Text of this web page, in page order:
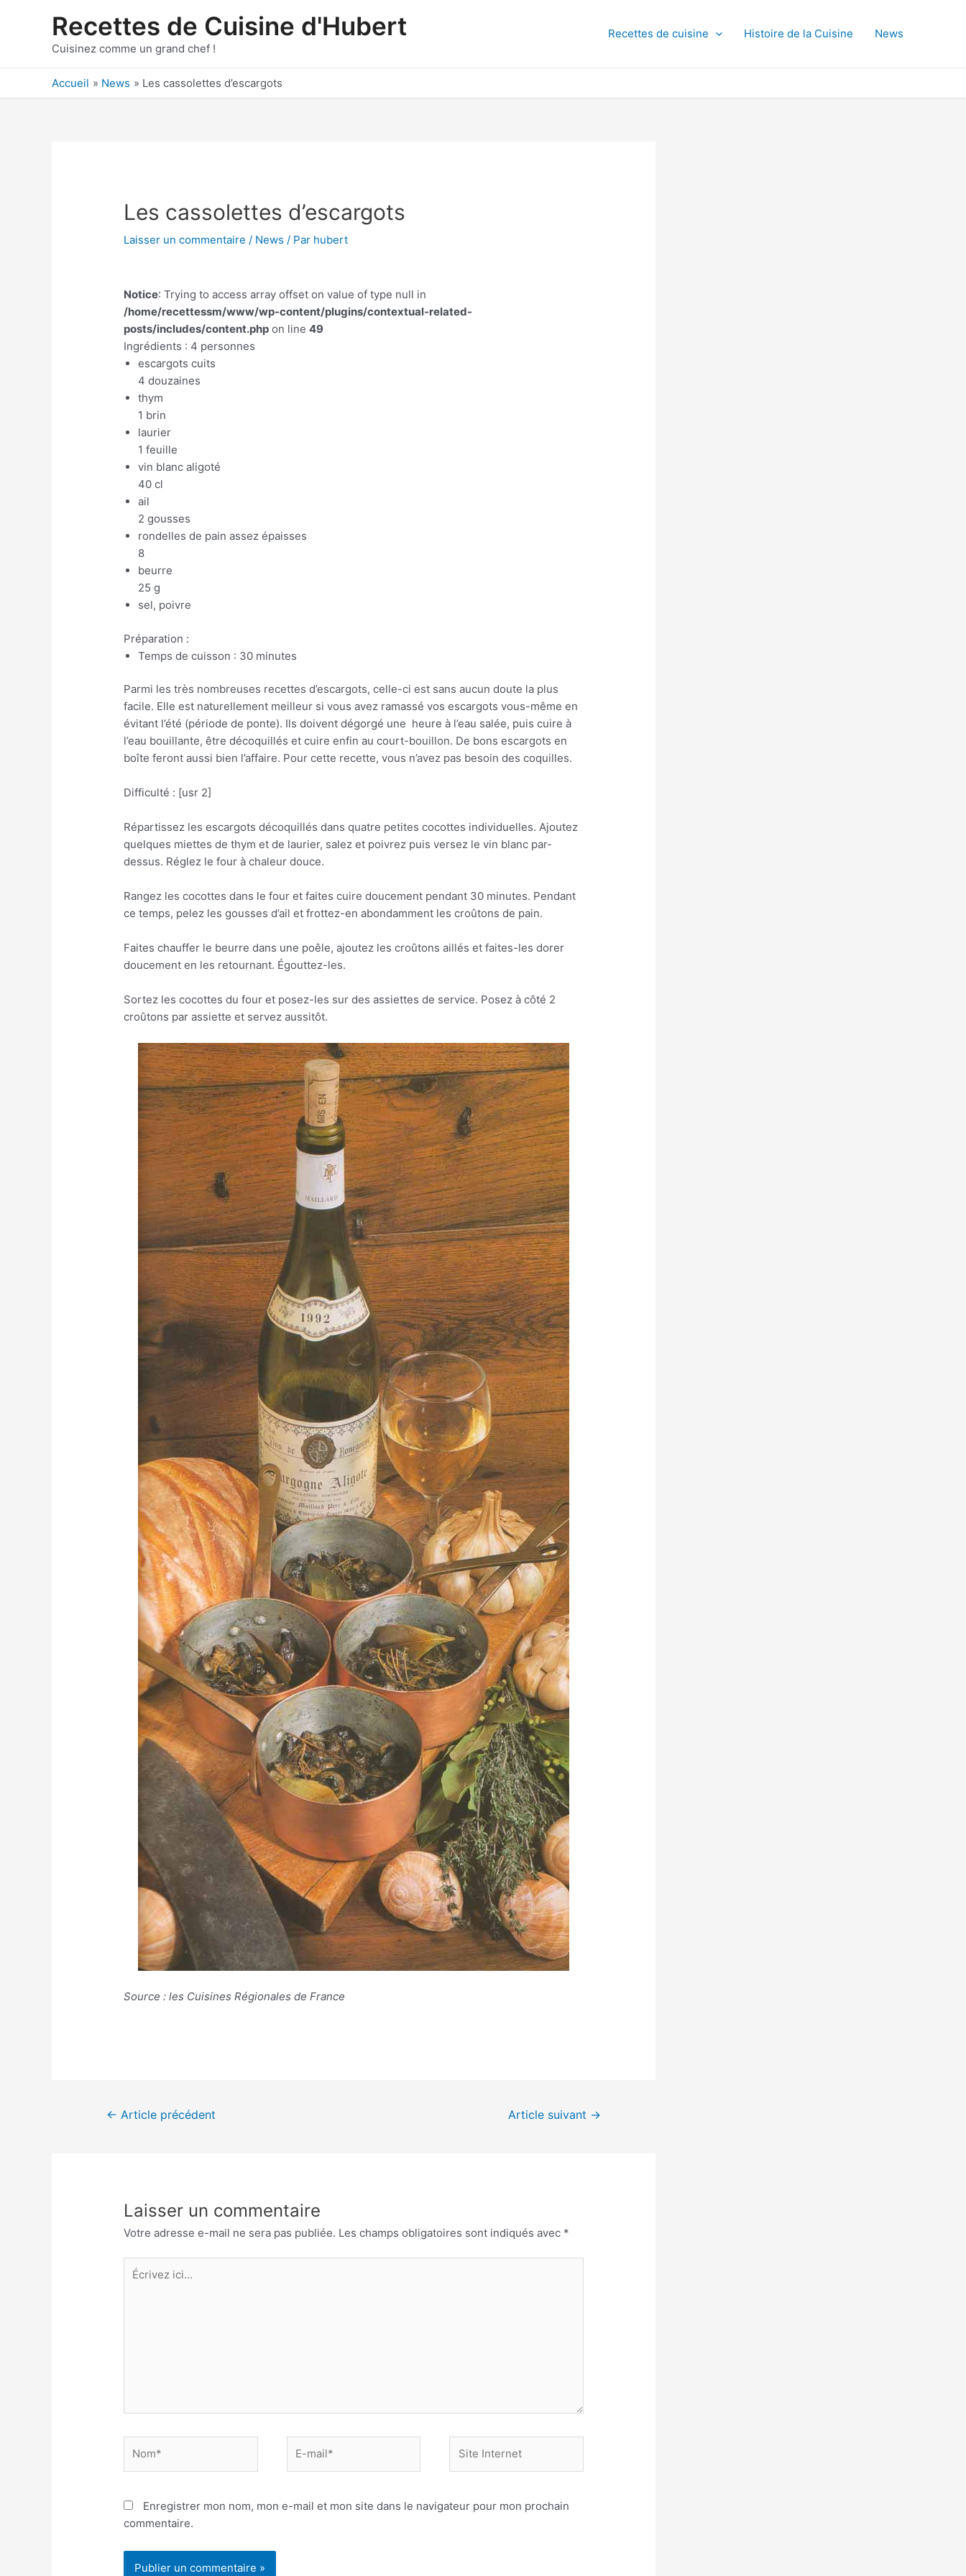
Recettes de Cuisine d'Hubert
Cuisinez comme un grand chef !
Recettes de cuisine Histoire de la Cuisine News
Accueil News Les cassolettes d’escargots
Les cassolettes d’escargots
Laisser un commentaire / News / Par hubert
Notice: Trying to access array offset on value of type null in
/home/recettessm/www/wp-content/plugins/contextual-related-
posts/includes/content.php on line49
Ingrédients : 4 personnes
escargots cuits
4 douzaines
thym
1 brin
laurier
1 feuille
vin blanc aligoté
40 cl
ail
2 gousses
rondelles de pain assez épaisses
8
beurre
25 g
sel, poivre
Préparation :
Temps de cuisson : 30 minutes
Parmi les très nombreuses recettes d’escargots, celle-ci est sans aucun doute la plus
facile. Elle est naturellement meilleur si vous avez ramassé vos escargots vous-même en
évitant l’été (période de ponte). Ils doivent dégorgé une heure à l’eau salée, puis cuire à
l’eau bouillante, être décoquillés et cuire enfin au court-bouillon. De bons escargots en
boîte feront aussi bien l’affaire. Pour cette recette, vous n’avez pas besoin des coquilles.
Difficulté : [usr 2]
Répartissez les escargots décoquillés dans quatre petites cocottes individuelles. Ajoutez
quelques miettes de thym et de laurier, salez et poivrez puis versez le vin blanc par-
dessus. Réglez le four à chaleur douce.
Rangez les cocottes dans le four et faites cuire doucement pendant 30 minutes. Pendant
ce temps, pelez les gousses d’ail et frottez-en abondamment les croûtons de pain.
Faites chauffer le beurre dans une poêle, ajoutez les croûtons aillés et faites-les dorer
doucement en les retournant. Égouttez-les.
Sortez les cocottes du four et posez-les sur des assiettes de service. Posez à côté 2
croûtons par assiette et servez aussitôt.
Source : les Cuisines Régionales de France
Navigation
← Article précédent Article suivant →
Laisser un commentaire
Votre adresse e-mail ne sera pas publiée. Les champs obligatoires sont indiqués avec *
Écrivez
ici…
mail*
Internet
Enregistrer mon nom, mon e-mail et mon site dans le navigateur pour mon prochain
commentaire.